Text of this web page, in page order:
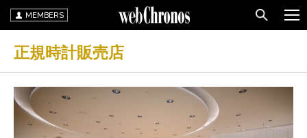
MEMBERS
正規時計販売店